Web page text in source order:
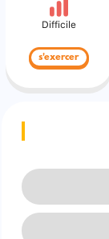
Difficile
s'exercer